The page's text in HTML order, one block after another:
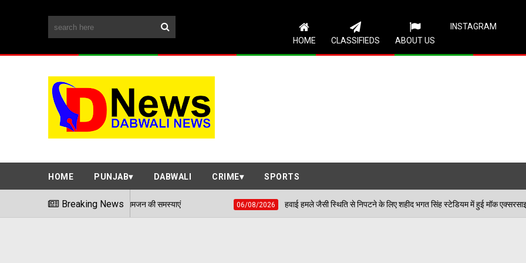
HOME CLASSIFIEDS ABOUT US
INSTAGRAM
HOME PUNJAB DABWALI CRIME SPORTS
Breaking News
समाधान शिविर में सुनी आमजन की समस्याएं हवाई हमले जैसी स्थिति से निपटने के लिए शहीद भगत सिंह स्टेडियम में हुई मॉक एक्सरसाइज, आठ घायलों का